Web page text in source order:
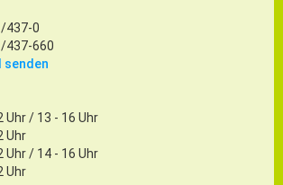
437-0
437-660
senden
Uhr / 13 - 16 Uhr
Uhr
Uhr / 14 - 16 Uhr
Uhr